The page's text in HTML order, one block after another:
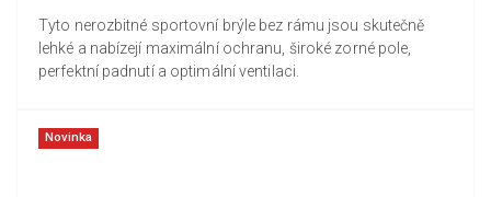
Tyto nerozbitné sportovní brýle bez rámu jsou skutečně
lehké a nabízejí maximální ochranu, široké zorné pole,
perfektní padnutí a optimální ventilaci.
Novinka